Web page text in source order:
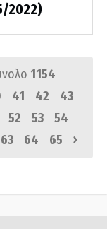
2022)
1154
41 42
43
52 53
54
63 64 65 ›